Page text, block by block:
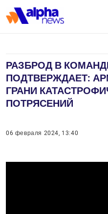
РАЗБРОД В
ПОДТВЕРЖДАЕТ:
ГРАНИ
ПОТРЯСЕНИЙ
06 февраля 2024, 13:40